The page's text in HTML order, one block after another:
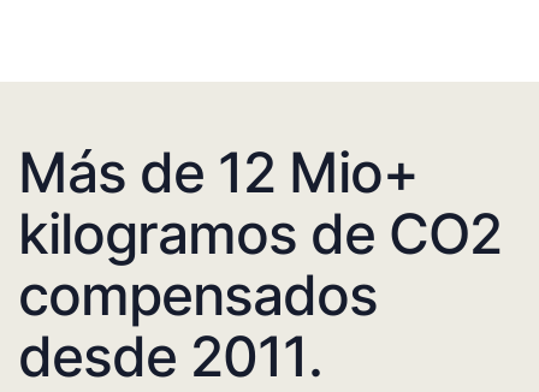
Más de 12 Mio+
kilogramos de CO2
compensados
desde 2011.